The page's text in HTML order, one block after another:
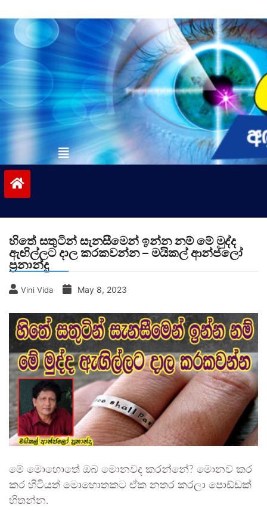
to
contentvinivida.lk
හිතේ සතුටින් සැනසීමෙන් ඉන්න නම් මේ මුද්ද
ඇඟිල්ලට දාල කරකවන්න – මයිකල් ආන්ජලෝ
ප්‍රනාන්දු
Vini Vida May 8, 2023
මේ මොහොතේ ඔබ මොනවද කරන්නේ? මොනව කර
කර හිටියත් මොහොතකට ඒක නතර කරලා පොඩ්ඩක්
හිතන්න.